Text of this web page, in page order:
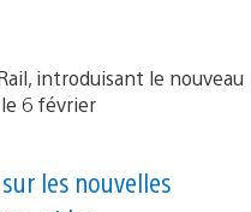
les nouvelles